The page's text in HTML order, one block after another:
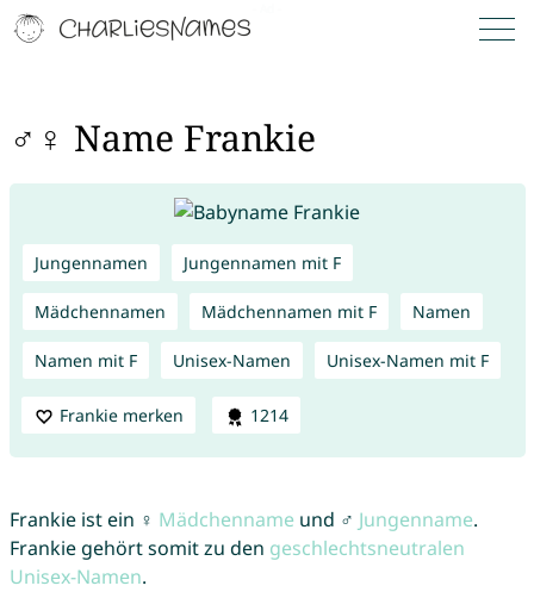
♂♀ Name Frankie
Jungennamen Jungennamen mit F
Mädchennamen Mädchennamen mit F Namen
Namen mit F Unisex-Namen Unisex-Namen mit F
Frankie merken 1214
Frankie ist ein ♀ Mädchenname und ♂ Jungenname.
Frankie gehört somit zu den geschlechtsneutralen
Unisex-Namen.